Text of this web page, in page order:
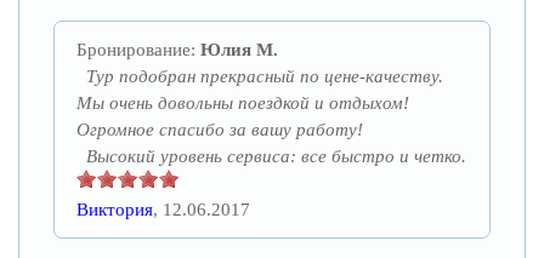
Бронирование: Юлия М.
Тур подобран прекрасный по цене-качеству.
Мы очень довольны поездкой и отдыхом!
Огромное спасибо за вашу работу!
Высокий уровень сервиса: все быстро и четко.
Виктория, 12.06.2017